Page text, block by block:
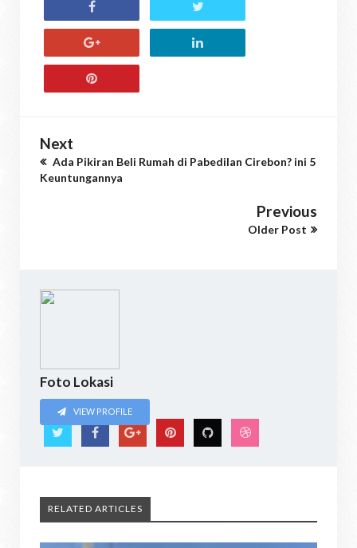
Next
Ada Pikiran Beli Rumah di Pabedilan Cirebon? ini 5
Keuntungannya
Previous
Older Post
Foto Lokasi
VIEW PROFILE
RELATED ARTICLES